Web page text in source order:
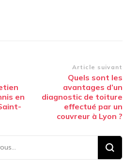
en
Article suivant
Quels sont les
avantages d’un
diagnostic de toiture
effectué par un
couvreur à Lyon ?